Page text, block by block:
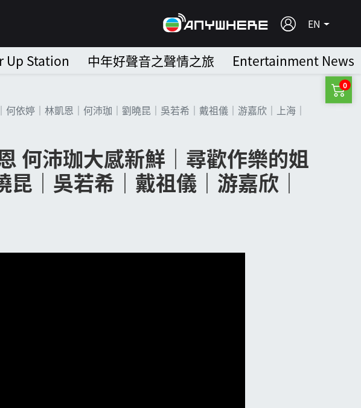
EN
Up Station 中年好聲音之聲情之旅 Entertainment News
依婷｜林凱恩｜何沛珈｜劉曉昆｜吳若希｜戴祖儀｜游嘉欣｜上海｜
何沛珈大感新鮮｜尋歡作樂的姐
｜吳若希｜戴祖儀｜游嘉欣｜
0